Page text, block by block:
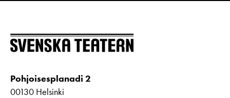
Pohjoisesplanadi 2
00130 Helsinki